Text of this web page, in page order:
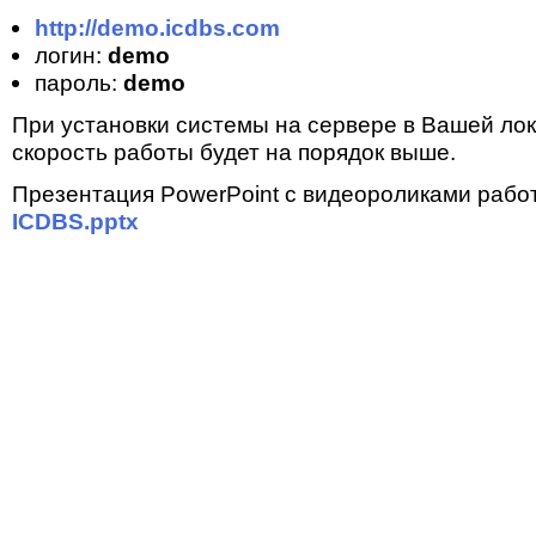
http://demo.icdbs.com
логин: demo
пароль: demo
При установки системы на сервере в Вашей
скорость работы будет на порядок выше.
Презентация PowerPoint с видеороликами
ICDBS.pptx